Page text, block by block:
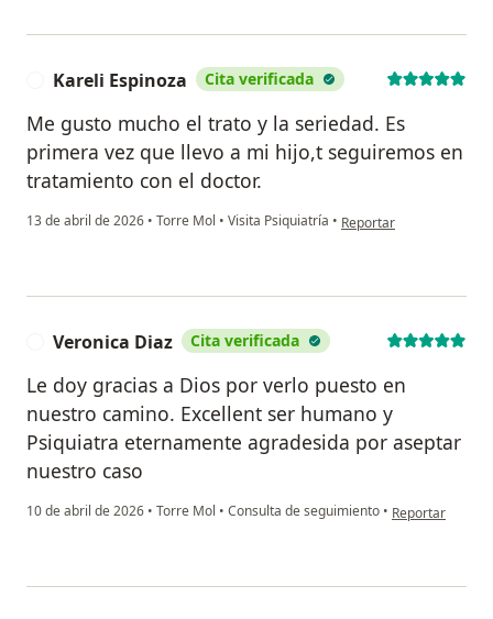
Kareli Espinoza Cita verificada
Me gusto mucho el trato y la seriedad. Es
primera vez que llevo a mi hijo,t seguiremos en
tratamiento con el doctor.
13 de abril de 2026 • Torre Mol • Visita Psiquiatría • en opinión del usuario
Reportar
Veronica Diaz Cita verificada
Le doy gracias a Dios por verlo puesto en
nuestro camino. Excellent ser humano y
Psiquiatra eternamente agradesida por aseptar
nuestro caso
10 de abril de 2026 • Torre Mol • Consulta de seguimiento • en opinión del
Reportar